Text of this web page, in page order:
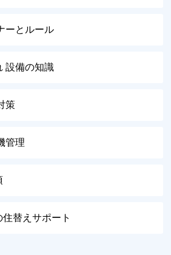
ーとルール
設備の知識
策
管理
替えサポート